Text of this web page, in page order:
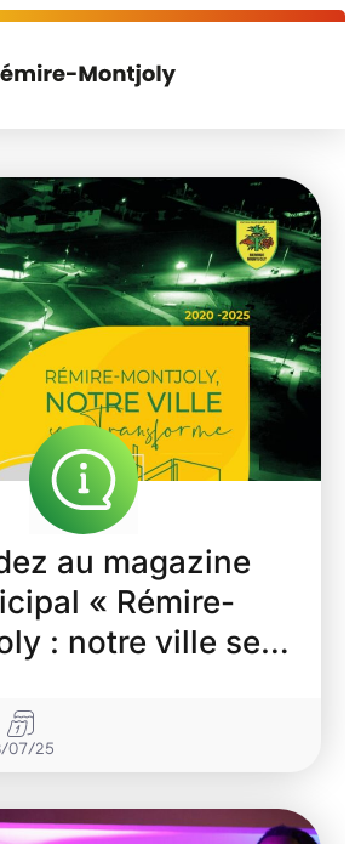
au magazine
« Rémire-
: notre ville se
07/25